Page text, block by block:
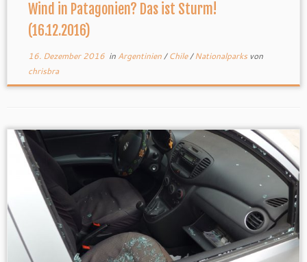
Wind in Patagonien? Das ist Sturm!
(16.12.2016)
16. Dezember 2016in Argentinien/Chile/Nationalparks von
chrisbra